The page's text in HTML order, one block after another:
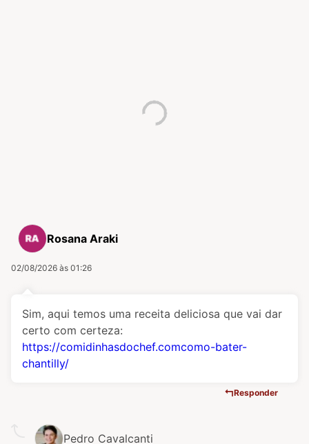
Rosana Araki
02/08/2026 às 01:26
Sim, aqui temos uma receita deliciosa que vai dar
certo com certeza:
https://comidinhasdochef.comcomo-bater-
chantilly/
Responder
Pedro Cavalcanti